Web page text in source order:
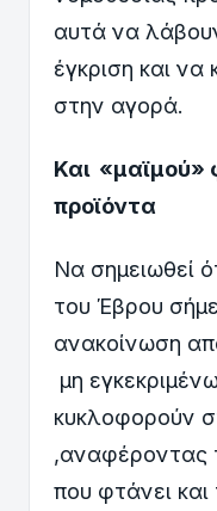
αυτά να
έγκριση και
στην αγορά.
Και «μαϊμού»
προϊόντα
Να σημειωθεί
του Έβρου
ανακοίνωση
μη
κυκλοφορούν
,αναφέροντας
που φτάνει